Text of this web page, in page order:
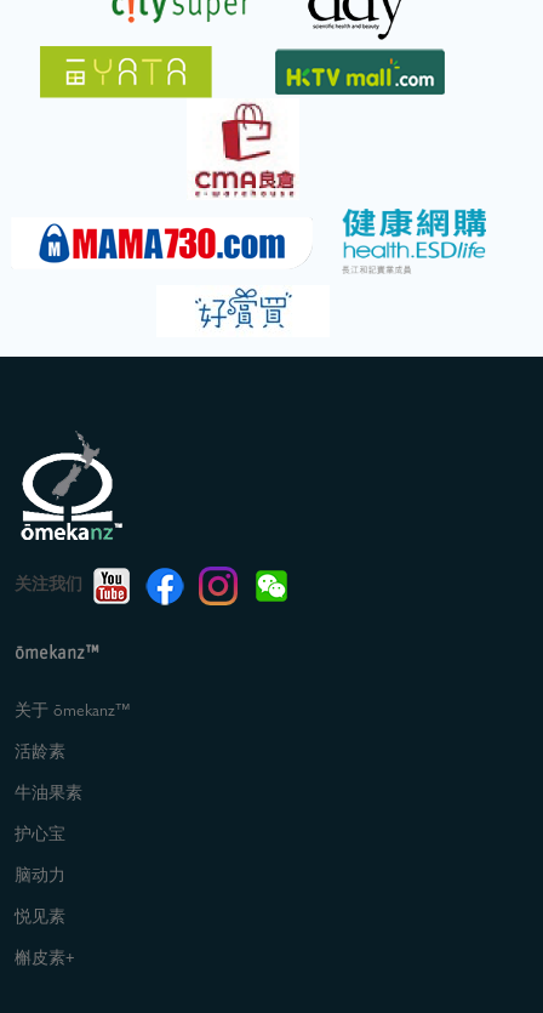
关注我们
ōmekanz™
关于 ōmekanz™
活龄素
牛油果素
护心宝
脑动力
悦见素
槲皮素+